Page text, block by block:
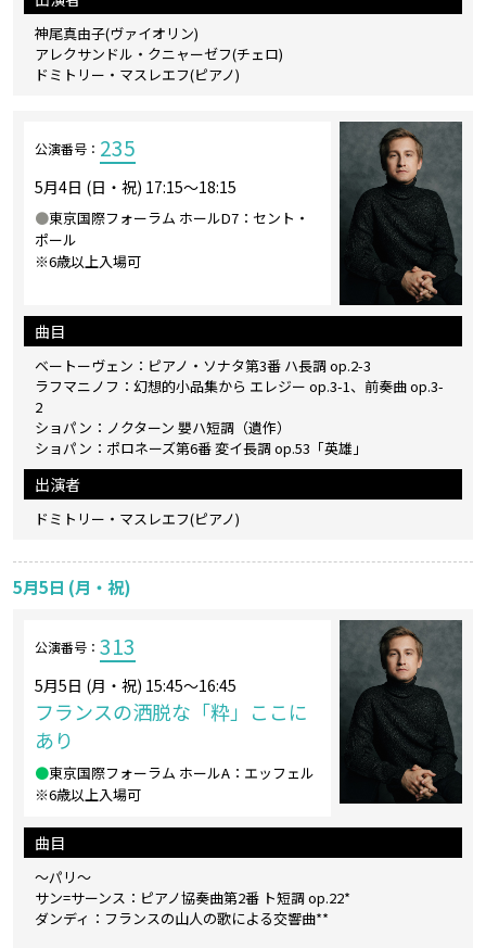
神尾真由子(ヴァイオリン)
アレクサンドル・クニャーゼフ(チェロ)
ドミトリー・マスレエフ(ピアノ)
公演番号： 235
5月4日 (日・祝) 17:15～18:15
●東京国際フォーラム ホールD7：セント・
ポール
※6歳以上入場可
曲目
ベートーヴェン：ピアノ・ソナタ第3番 ハ長調 op.2-3
ラフマニノフ：幻想的小品集から エレジー op.3-1、前奏曲 op.3-
2
ショパン：ノクターン 嬰ハ短調（遺作）
ショパン：ポロネーズ第6番 変イ長調 op.53「英雄」
出演者
ドミトリー・マスレエフ(ピアノ)
5月5日 (月・祝)
公演番号： 313
5月5日 (月・祝) 15:45～16:45
フランスの洒脱な「粋」ここに
あり
●東京国際フォーラム ホールA：エッフェル
※6歳以上入場可
曲目
～パリ～
サン=サーンス：ピアノ協奏曲第2番 ト短調 op.22*
ダンディ：フランスの山人の歌による交響曲**